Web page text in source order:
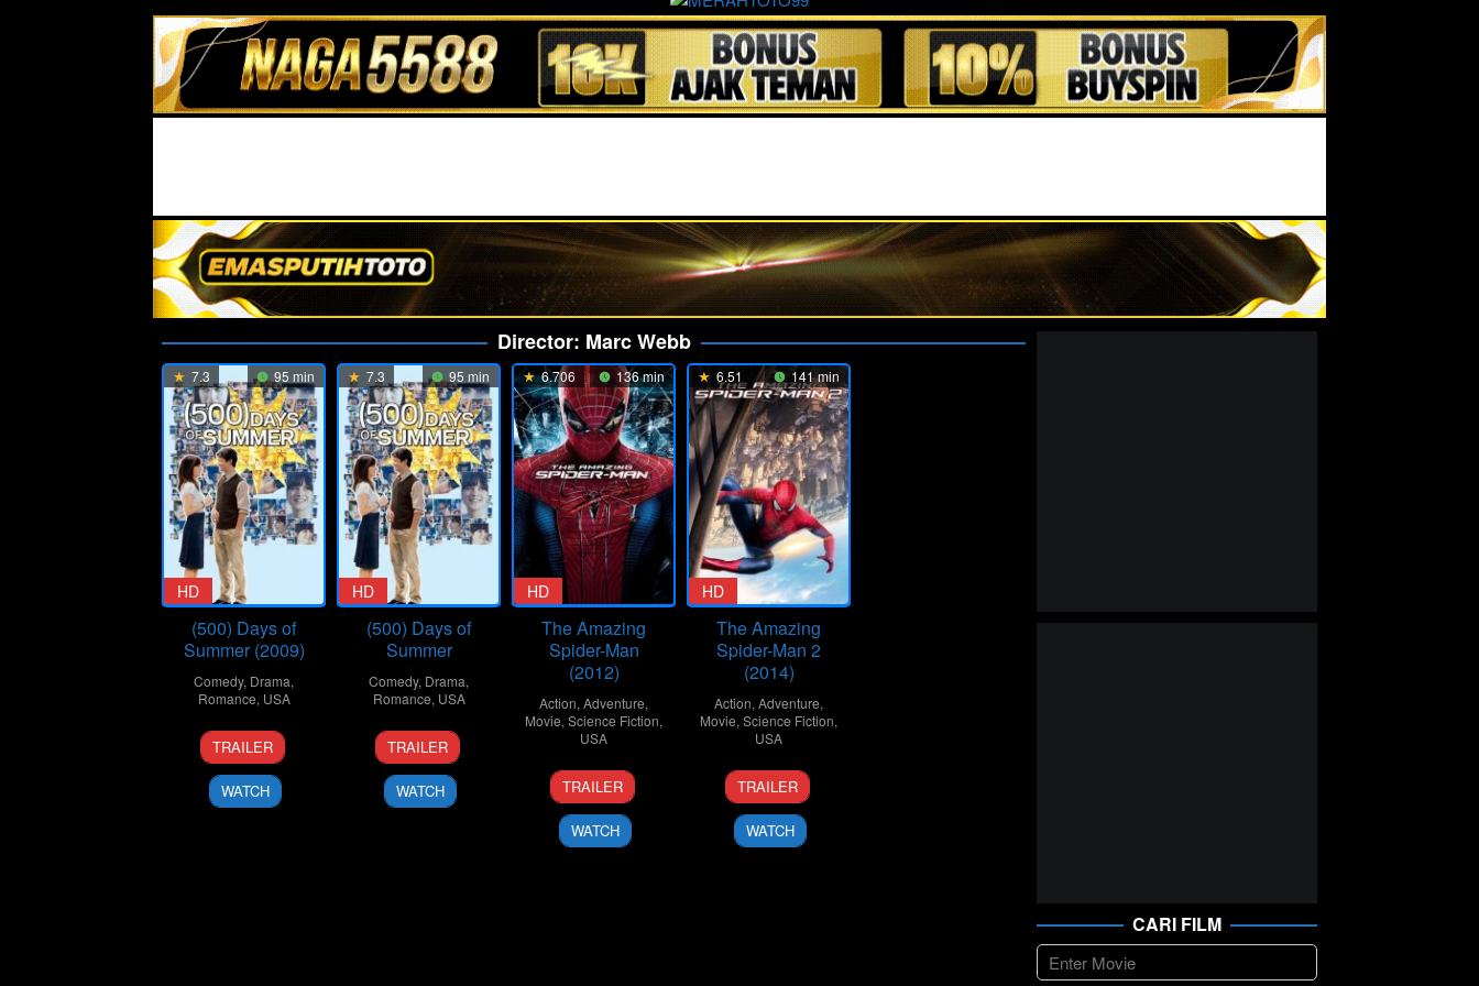
Director: Marc Webb
7.3 95 min
HD
(500) Days of
Summer (2009)
Comedy, Drama,
Romance, USA
17
Jul
2009
Marc
Webb
TRAILER
WATCH
7.3 95 min
HD
(500) Days of
Summer
Comedy, Drama,
Romance, USA
17
Jul
2009
Marc
Webb
TRAILER
WATCH
6.706 136 min
HD
The Amazing
Spider-Man
(2012)
Action, Adventure,
Movie, Science Fiction,
USA
23
Jun
2012
Marc
Webb
TRAILER
WATCH
6.51 141 min
HD
The Amazing
Spider-Man 2
(2014)
Action, Adventure,
Movie, Science Fiction,
USA
16
Apr
2014
Marc
Webb
TRAILER
WATCH
CARI FILM